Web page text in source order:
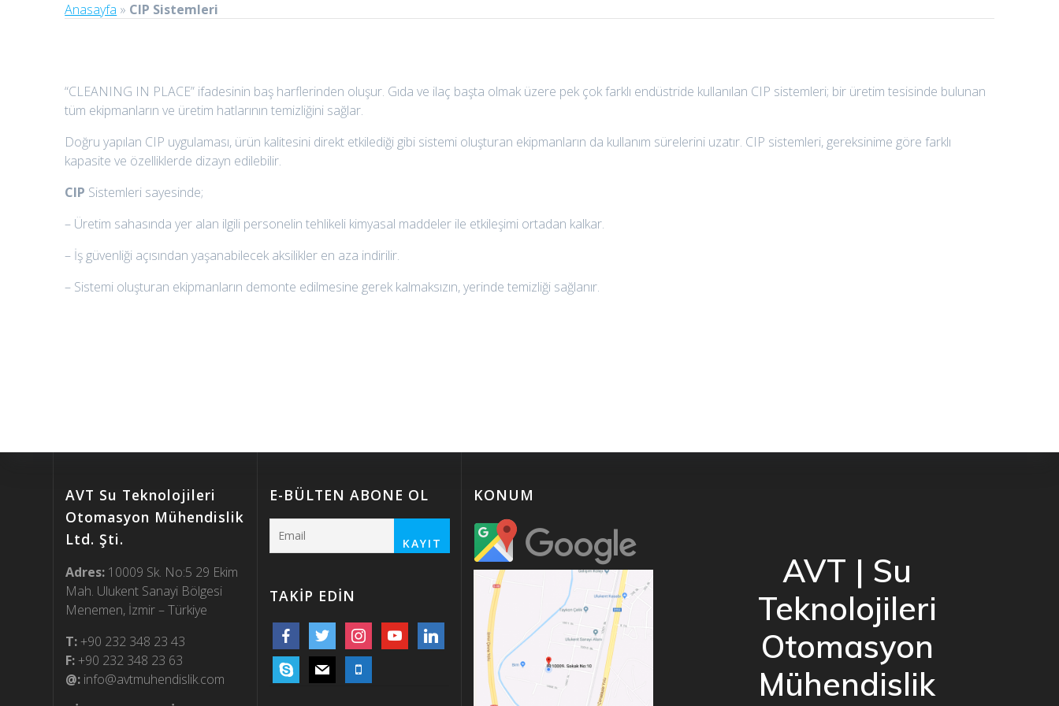
Anasayfa » CIP Sistemleri
“CLEANING IN PLACE” ifadesinin baş harflerinden oluşur. Gıda ve ilaç başta olmak üzere pek çok farklı endüstride kullanılan CIP sistemleri; bir üretim tesisinde bulunan
tüm ekipmanların ve üretim hatlarının temizliğini sağlar.
Doğru yapılan CIP uygulaması, ürün kalitesini direkt etkilediği gibi sistemi oluşturan ekipmanların da kullanım sürelerini uzatır. CIP sistemleri, gereksinime göre farklı
kapasite ve özelliklerde dizayn edilebilir.
CIP Sistemleri sayesinde;
– Üretim sahasında yer alan ilgili personelin tehlikeli kimyasal maddeler ile etkileşimi ortadan kalkar.
– İş güvenliği açısından yaşanabilecek aksilikler en aza indirilir.
– Sistemi oluşturan ekipmanların demonte edilmesine gerek kalmaksızın, yerinde temizliği sağlanır.
AVT Su Teknolojileri
Otomasyon Mühendislik
Ltd. Şti.
Adres: 10009 Sk. No:5 29 Ekim
Mah. Ulukent Sanayi Bölgesi
Menemen, İzmir – Türkiye
T:+90 232 348 23 43
F:+90 232 348 23 63
@: info@avtmuhendislik.com
E-BÜLTEN ABONE OL
TAKİP EDİN
facebooktwitter instagramyoutubelinkedin
skype
mail mobile
KONUM
AVT | Su
Teknolojileri
Otomasyon
Mühendislik